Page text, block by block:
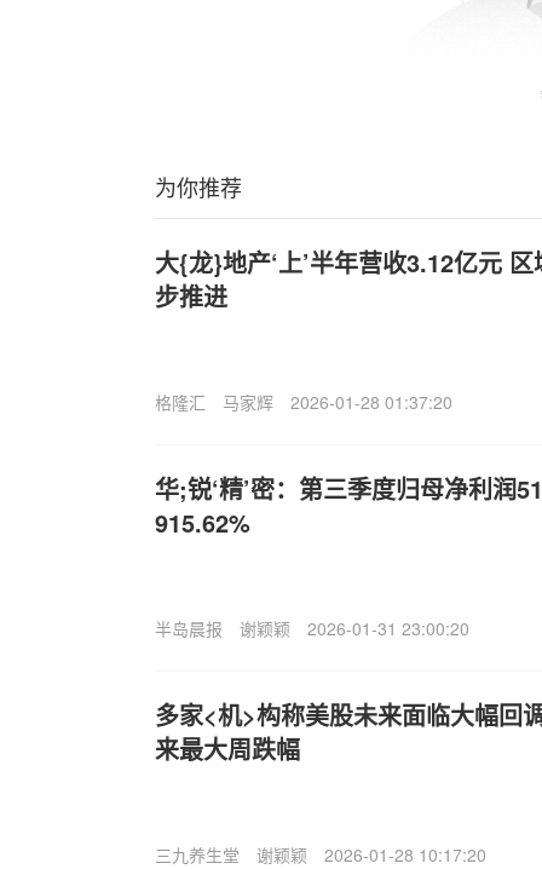
为你推荐
大{龙}地产‘上’半年营收3.12亿元
步推进
格隆汇 马家辉 2026-01-28 01:37:20
华;锐‘精’密：第三季度归母净利润
915.62%
半岛晨报 谢颖颖 2026-01-31 23:00:20
多家<机>构称美股未来面临大幅回
来最大周跌幅
三九养生堂 谢颖颖 2026-01-28 10:17:20